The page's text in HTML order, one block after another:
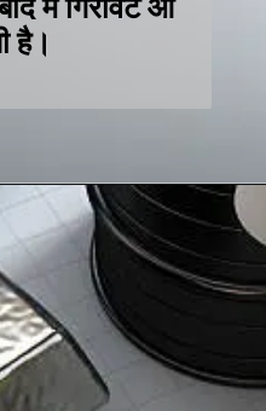
में गिरावट आ
है।